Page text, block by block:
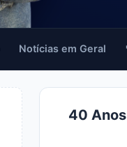
Notícias em Geral
40